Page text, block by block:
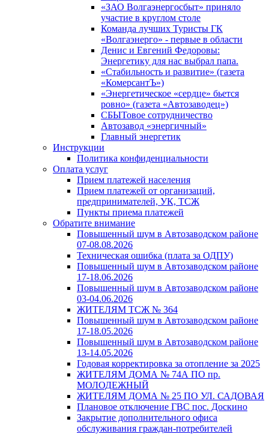
«ЗАО Волгаэнергосбыт» приняло
участие в круглом столе
Команда лучших Туристы ГК
«Волгаэнерго» - первые в области
Денис и Евгений Федоровы:
Энергетику для нас выбрал папа.
«Стабильность и развитие» (газета
«КомерсантЪ»)
«Энергетическое «сердце» бьется
ровно» (газета «Автозаводец»)
СБЫТовое сотрудничество
Автозавод «энергичный»
Главный энергетик
Инструкции
Политика конфиденциальности
Оплата услуг
Прием платежей населения
Прием платежей от организаций,
предпринимателей, УК, ТСЖ
Пункты приема платежей
Обратите внимание
Повышенный шум в Автозаводском районе
07-08.08.2026
Техническая ошибка (плата за ОДПУ)
Повышенный шум в Автозаводском районе
17-18.06.2026
Повышенный шум в Автозаводском районе
03-04.06.2026
ЖИТЕЛЯМ ТСЖ № 364
Повышенный шум в Автозаводском районе
17-18.05.2026
Повышенный шум в Автозаводском районе
13-14.05.2026
Годовая корректировка за отопление за 2025
ЖИТЕЛЯМ ДОМА № 74А ПО пр.
МОЛОДЕЖНЫЙ
ЖИТЕЛЯМ ДОМА № 25 ПО УЛ. САДОВАЯ
Плановое отключение ГВС пос. Доскино
Закрытие дополнительного офиса
обслуживания граждан-потребителей